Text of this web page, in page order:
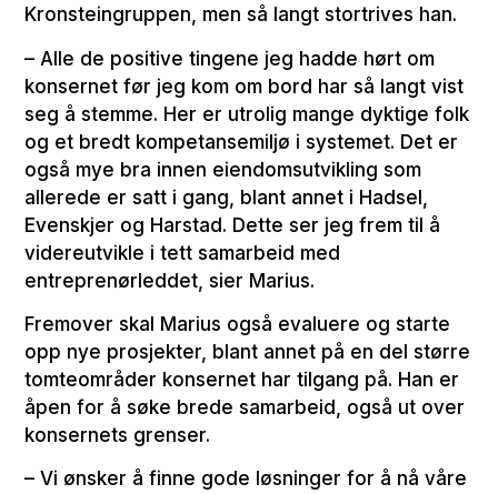
Kronsteingruppen, men så langt stortrives han.
– Alle de positive tingene jeg hadde hørt om
konsernet før jeg kom om bord har så langt vist
seg å stemme. Her er utrolig mange dyktige folk
og et bredt kompetansemiljø i systemet. Det er
også mye bra innen eiendomsutvikling som
allerede er satt i gang, blant annet i Hadsel,
Evenskjer og Harstad. Dette ser jeg frem til å
videreutvikle i tett samarbeid med
entreprenørleddet, sier Marius.
Fremover skal Marius også evaluere og starte
opp nye prosjekter, blant annet på en del større
tomteområder konsernet har tilgang på. Han er
åpen for å søke brede samarbeid, også ut over
konsernets grenser.
– Vi ønsker å finne gode løsninger for å nå våre